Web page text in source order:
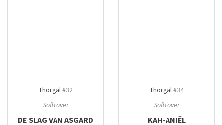
Thorgal#32
Softcover
DE SLAG VAN ASGARD
Thorgal#34
Softcover
KAH-ANIËL